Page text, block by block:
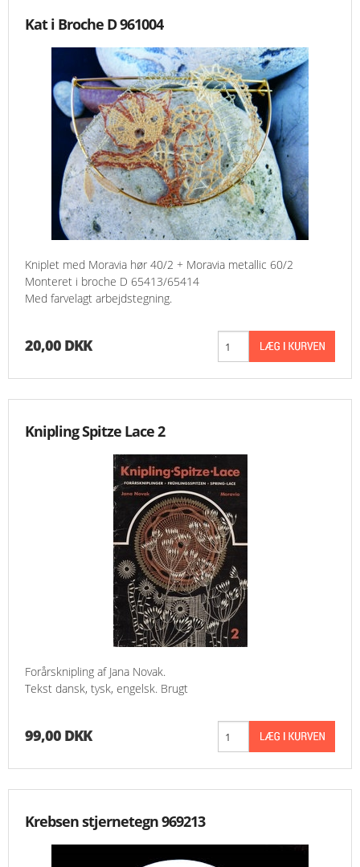
Kat i Broche D 961004
Kniplet med Moravia hør 40/2 + Moravia metallic 60/2
Monteret i broche D 65413/65414
Med farvelagt arbejdstegning.
20,00 DKK
Knipling Spitze Lace 2
Forårsknipling af Jana Novak.
Tekst dansk, tysk, engelsk. Brugt
99,00 DKK
Krebsen stjernetegn 969213